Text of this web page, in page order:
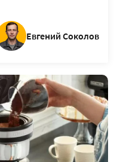
Евгений Соколов